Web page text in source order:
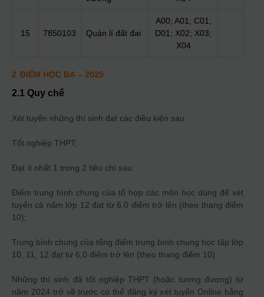
15 7850103 Quản lí đất đai
A00; A01; C01;
D01; X02; X03;
X04
2 ĐIỂM HỌC BẠ – 2025
2.1 Quy chế
Xét tuyển những thí sinh đạt các điều kiện sau:
Tốt nghiệp THPT;
Đạt ít nhất 1 trong 2 tiêu chí sau:
Điểm trung bình chung của tổ hợp các môn học dùng để xét
tuyển cả năm lớp 12 đạt từ 6,0 điểm trở lên (theo thang điểm
10);
Trung bình chung của tổng điểm trung bình chung học tập lớp
10, 11, 12 đạt từ 6,0 điểm trở lên (theo thang điểm 10).
Những thí sinh đã tốt nghiệp THPT (hoặc tương đương) từ
năm 2024 trở về trước có thể đăng ký xét tuyển Online bằng